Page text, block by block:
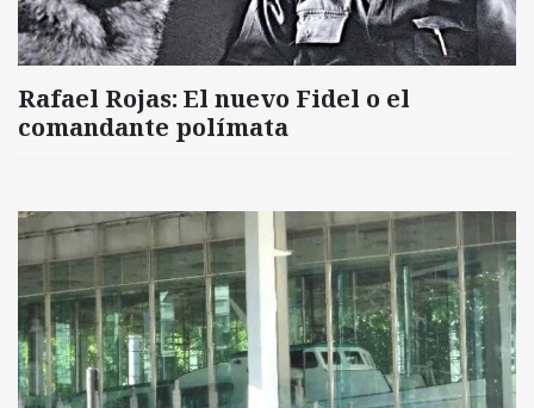
Rafael Rojas: El nuevo Fidel o el
comandante polímata